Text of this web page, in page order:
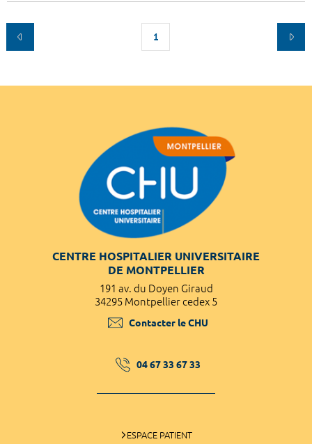
1
CENTRE HOSPITALIER UNIVERSITAIRE
DE MONTPELLIER
191 av. du Doyen Giraud
34295 Montpellier cedex 5
Contacter le CHU
04 67 33 67 33
ESPACE PATIENT